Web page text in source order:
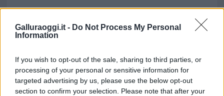
Galluraoggi.it - Do Not Process My Personal
Information
If you wish to opt-out of the sale, sharing to third parties, or
processing of your personal or sensitive information for
targeted advertising by us, please use the below opt-out
section to confirm your selection. Please note that after your